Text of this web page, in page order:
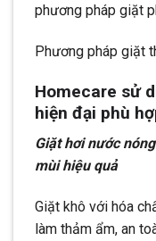
phương pháp giặt
Phương pháp giặt
Homecare sử
hiện đại phù
Giặt hơi nước
mùi hiệu quả
Giặt khô với hóa
làm thảm ẩm, an